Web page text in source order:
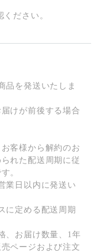
ださい。
品を発送いたしま
けが前後する場合
客様から解約のお
れた配送周期に従
。
業日以内に発送い
に定める配送周期
、お届け数量、1年
ページおよび注文